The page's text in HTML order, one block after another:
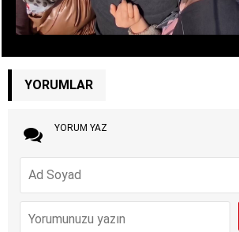
YORUMLAR
YORUM YAZ